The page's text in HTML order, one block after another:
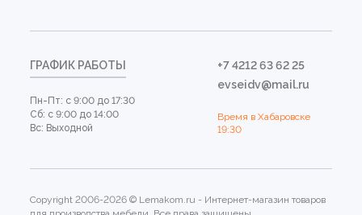
ГРАФИК РАБОТЫ
Пн-Пт: с 9:00 до 17:30
Сб: с 9:00 до 14:00
Вс: Выходной
+7 4212 63 62 25
evseidv@mail.ru
Время в Хабаровске
19:30
Copyright 2006-2026 © Lemakom.ru - Интернет-магазин товаров